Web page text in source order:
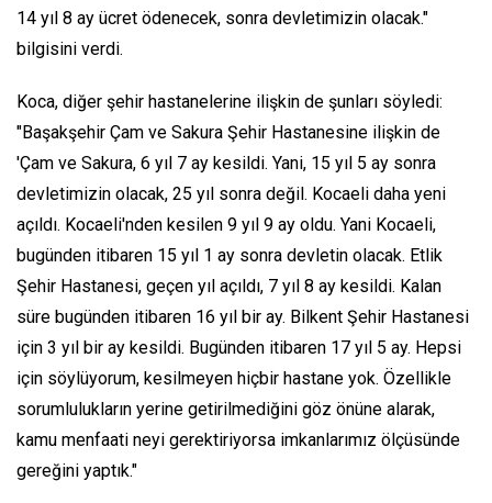
14 yıl 8 ay ücret ödenecek, sonra devletimizin olacak."
bilgisini verdi.
Koca, diğer şehir hastanelerine ilişkin de şunları söyledi:
"Başakşehir Çam ve Sakura Şehir Hastanesine ilişkin de
'Çam ve Sakura, 6 yıl 7 ay kesildi. Yani, 15 yıl 5 ay sonra
devletimizin olacak, 25 yıl sonra değil. Kocaeli daha yeni
açıldı. Kocaeli'nden kesilen 9 yıl 9 ay oldu. Yani Kocaeli,
bugünden itibaren 15 yıl 1 ay sonra devletin olacak. Etlik
Şehir Hastanesi, geçen yıl açıldı, 7 yıl 8 ay kesildi. Kalan
süre bugünden itibaren 16 yıl bir ay. Bilkent Şehir Hastanesi
için 3 yıl bir ay kesildi. Bugünden itibaren 17 yıl 5 ay. Hepsi
için söylüyorum, kesilmeyen hiçbir hastane yok. Özellikle
sorumlulukların yerine getirilmediğini göz önüne alarak,
kamu menfaati neyi gerektiriyorsa imkanlarımız ölçüsünde
gereğini yaptık."